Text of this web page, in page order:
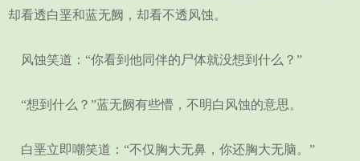
却看透白垩和蓝无阙，却看不透风蚀。
风蚀笑道：“你看到他同伴的尸体就没想到什么？”
“想到什么？”蓝无阙有些懵，不明白风蚀的意思。
白垩立即嘲笑道：“不仅胸大无鼻，你还胸大无脑。”